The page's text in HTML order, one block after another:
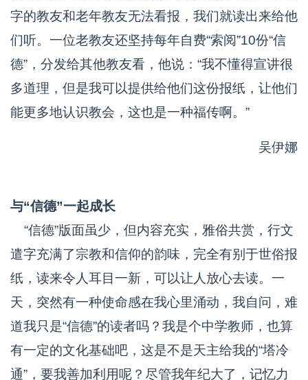
字的教友和老年教友无法看报，我们就读出来给他
们听。一位老教友还坚持每年自费“索阅”10份“信
德”，分发给其他教友看，他说：“我不懂得宣讲很
多道理，但是我可以提供给他们这份报纸，让他们
能更多地认识教会，这也是一种福传啊。”
吴伊娜
与“信德”一起成长
“信德”版面虽少，但内容充实，雅俗共赏，行文
遣字充满了宗教和信仰的韵味，完全有别于世俗报
纸，读来令人耳目一新，可以让人放心去读。一
天，突然有一种使命感在我心里涌动，我自问，难
道我只是“信德”的读者吗？我是个中学教师，也算
有一定的文化基础吧，这是不是天主给我的“塔冷
通”，要我善加利用呢？尽管我年纪大了，记忆力